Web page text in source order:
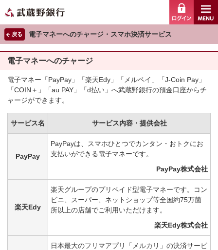
ログイ
戻る 電子マネーへのチャージ・スマホ決済サービス
電子マネーへのチャージ
電子マネー「PayPay」「楽天Edy」「メルペイ」「J-Coin Pay」
「COIN＋」「au PAY」「d払い」へ武蔵野銀行の預金口座からチ
ャージができます。
サービス名 サービス内容・提供会社
PayPay
PayPayは、スマホひとつでカンタン・おトクにお
支払いができる電子マネーです。
PayPay株式会社
楽天Edy
楽天グループのプリペイド型電子マネーです。コン
ビニ、スーパー、ネットショップ等全国約75万箇
所以上の店舗でご利用いただけます。
楽天Edy株式会社
日本最大のフリマアプリ「メルカリ」の決済サービ